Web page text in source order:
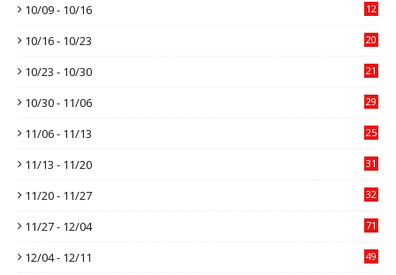
10/09 - 10/16 12
10/16 - 10/23 20
10/23 - 10/30 21
10/30 - 11/06 29
11/06 - 11/13 25
11/13 - 11/20 31
11/20 - 11/27 32
11/27 - 12/04 71
12/04 - 12/11 49